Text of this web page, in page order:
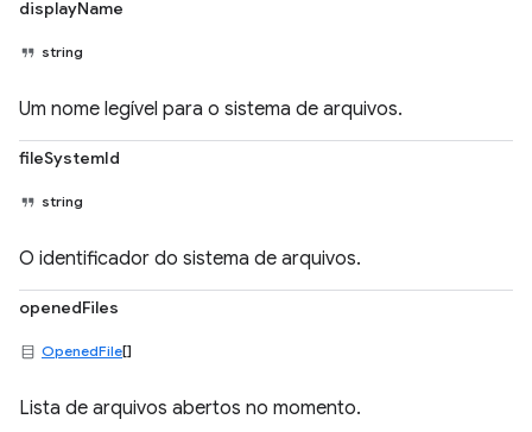
displayName
string
Um nome legível para o sistema de arquivos.
fileSystemId
string
O identificador do sistema de arquivos.
openedFiles
OpenedFile[]
Lista de arquivos abertos no momento.